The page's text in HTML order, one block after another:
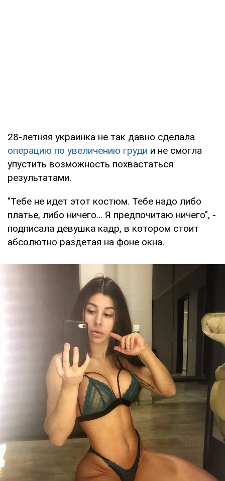
28-летняя украинка не так давно сделала
операцию по увеличению груди и не смогла
упустить возможность похвастаться
результатами.
"Тебе не идет этот костюм. Тебе надо либо
платье, либо ничего... Я предпочитаю ничего", -
подписала девушка кадр, в котором стоит
абсолютно раздетая на фоне окна.